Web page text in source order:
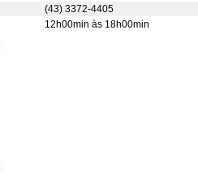
(43) 3372-4405
12h00min às 18h00min